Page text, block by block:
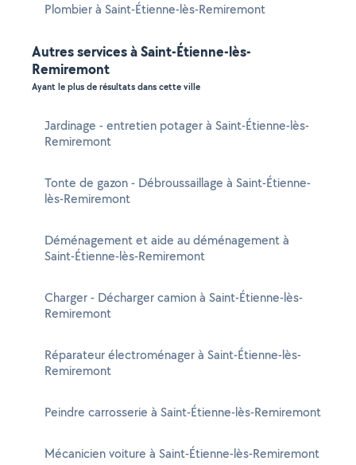
Plombier à Saint-Étienne-lès-Remiremont
Autres services à Saint-Étienne-lès-
Remiremont
Ayant le plus de résultats dans cette ville
Jardinage - entretien potager à Saint-Étienne-lès-
Remiremont
Tonte de gazon - Débroussaillage à Saint-Étienne-
lès-Remiremont
Déménagement et aide au déménagement à
Saint-Étienne-lès-Remiremont
Charger - Décharger camion à Saint-Étienne-lès-
Remiremont
Réparateur électroménager à Saint-Étienne-lès-
Remiremont
Peindre carrosserie à Saint-Étienne-lès-Remiremont
Mécanicien voiture à Saint-Étienne-lès-Remiremont